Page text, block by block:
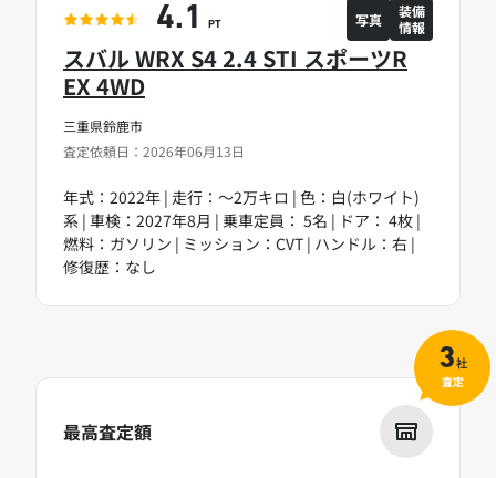
三重県鈴鹿市
査定依頼日：2026年06月13日
スバル WRX S4 2.4 STI スポーツR
EX 4WD
年式：2022年 | 走行：～2万キロ | 色：白(ホワイト)
系 | 車検：2027年8月 | 乗車定員： 5名 | ドア： 4枚 |
燃料：ガソリン | ミッション：CVT | ハンドル：右 |
修復歴：なし
4.1 PT 写真
装備
情報
最高査定額
3社
査定